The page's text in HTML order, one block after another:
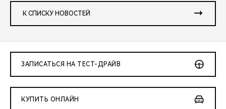
К СПИСКУ НОВОСТЕЙ
ЗАПИСАТЬСЯ НА ТЕСТ-ДРАЙВ
КУПИТЬ ОНЛАЙН